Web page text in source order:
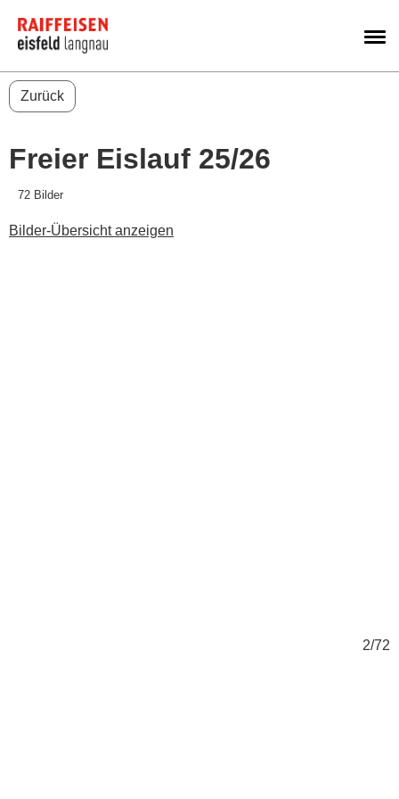
Zurück
Freier Eislauf 25/26
72 Bilder
Bilder-Übersicht anzeigen
2/72